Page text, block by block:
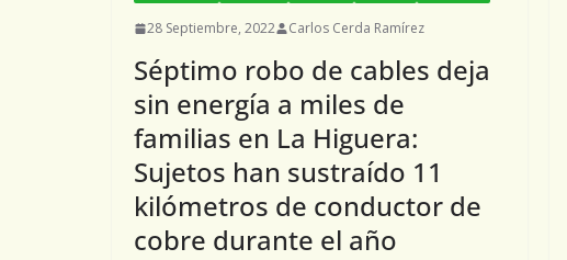
28 Septiembre, 2022 Carlos Cerda Ramírez
Séptimo robo de cables deja
sin energía a miles de
familias en La Higuera:
Sujetos han sustraído 11
kilómetros de conductor de
cobre durante el año